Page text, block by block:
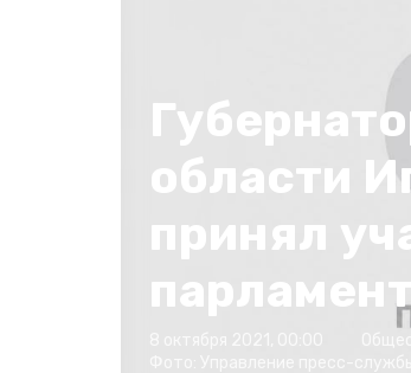
области
принял
Управление пресс-